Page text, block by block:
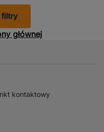
kontaktowy